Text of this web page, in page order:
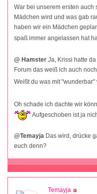
War bei unserem ersten auch
Mädchen wird und was gab
haben wir ein Mädchen
spaß immer angelassen hat
@ Hamster Ja, Krissi hatte
Forum das weiß ich auch noch.
Weißt du was mit
Oh schade ich dachte wir
Aufgeschoben ist ja
@Temayja Das wird, drücke
euch denn?
Temayja